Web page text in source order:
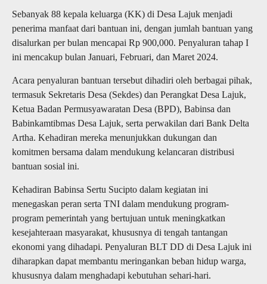
Sebanyak 88 kepala keluarga (KK) di Desa Lajuk menjadi
penerima manfaat dari bantuan ini, dengan jumlah bantuan yang
disalurkan per bulan mencapai Rp 900,000. Penyaluran tahap I
ini mencakup bulan Januari, Februari, dan Maret 2024.
Acara penyaluran bantuan tersebut dihadiri oleh berbagai pihak,
termasuk Sekretaris Desa (Sekdes) dan Perangkat Desa Lajuk,
Ketua Badan Permusyawaratan Desa (BPD), Babinsa dan
Babinkamtibmas Desa Lajuk, serta perwakilan dari Bank Delta
Artha. Kehadiran mereka menunjukkan dukungan dan
komitmen bersama dalam mendukung kelancaran distribusi
bantuan sosial ini.
Kehadiran Babinsa Sertu Sucipto dalam kegiatan ini
menegaskan peran serta TNI dalam mendukung program-
program pemerintah yang bertujuan untuk meningkatkan
kesejahteraan masyarakat, khususnya di tengah tantangan
ekonomi yang dihadapi. Penyaluran BLT DD di Desa Lajuk ini
diharapkan dapat membantu meringankan beban hidup warga,
khususnya dalam menghadapi kebutuhan sehari-hari.